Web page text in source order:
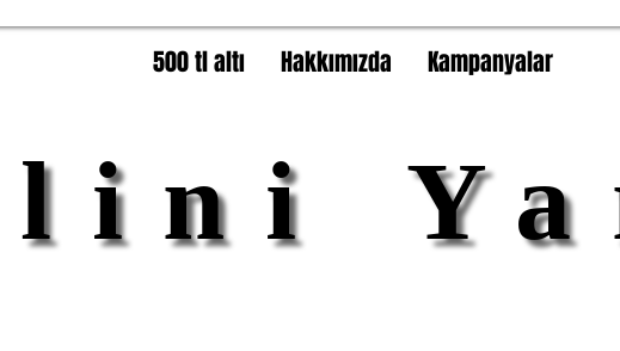
500 tl altı Hakkımızda Kampanyalar